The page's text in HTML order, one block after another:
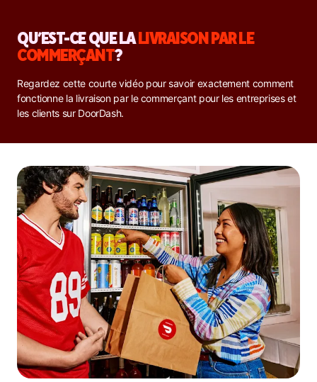
QU’EST-CE QUE LALIVRAISON PAR LE
COMMERÇANT?
Regardez cette courte vidéo pour savoir exactement comment
fonctionne la livraison par le commerçant pour les entreprises et
les clients sur DoorDash.